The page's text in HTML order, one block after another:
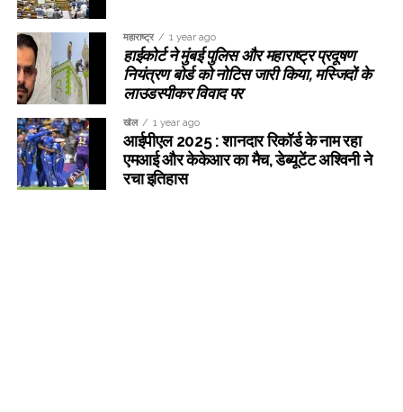
महाराष्ट्र 1 year ago
हाईकोर्ट ने मुंबई पुलिस और महाराष्ट्र प्रदूषण
नियंत्रण बोर्ड को नोटिस जारी किया, मस्जिदों के
लाउडस्पीकर विवाद पर
खेल 1 year ago
आईपीएल 2025 : शानदार रिकॉर्ड के नाम रहा
एमआई और केकेआर का मैच, डेब्यूटेंट अश्विनी ने
रचा इतिहास